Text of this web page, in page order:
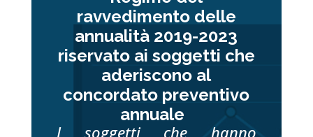
ravvedimento delle
annualità 2019-2023
riservato ai soggetti che
aderiscono al
concordato preventivo
annuale
I soggetti che hanno